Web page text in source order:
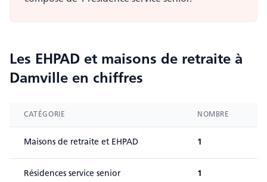
Les EHPAD et maisons de retraite à
Damville en chiffres
CATÉGORIE NOMBRE
Maisons de retraite et EHPAD 1
Résidences service senior 1